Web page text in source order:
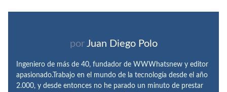
por Juan Diego Polo
Ingeniero de más de 40, fundador de WWWhatsnew y editor
apasionado.Trabajo en el mundo de la tecnología desde el año
2.000, y desde entonces no he parado un minuto de prestar